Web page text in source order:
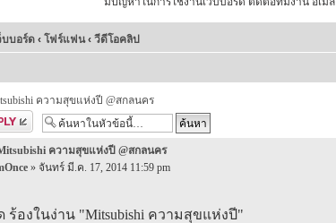
บบอร์ด ‹ โฟร์แฟน ‹ วีดีโอคลิป
ความสุขแห่งปี @สกลนคร
Mitsubishi ความสุขแห่งปี @สกลนคร
» จันทร์ มี.ค. 17, 2014 11:59 pm
ร้องในง่าน "Mitsubishi ความสุขแห่งปี"